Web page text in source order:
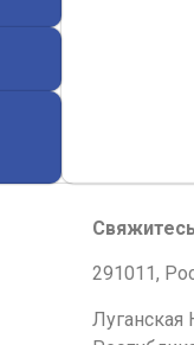
291011,
Луганская